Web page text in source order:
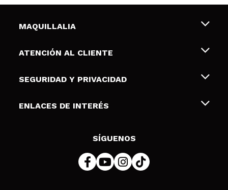
MAQUILLALIA
Sobre nosotros
Tarjetas de Regalo
ATENCIÓN AL CLIENTE
Envíos y devoluciones
Formas de pago
SEGURIDAD Y PRIVACIDAD
Terminos y condiciones de uso
Política de cookies
ENLACES DE INTERÉS
SÍGUENOS